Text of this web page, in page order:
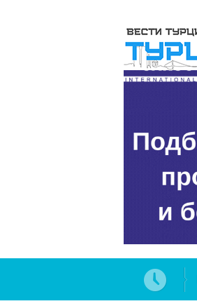
в юридических